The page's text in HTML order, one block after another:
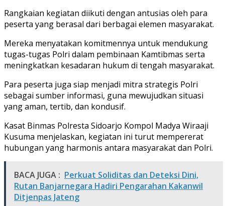
Rangkaian kegiatan diikuti dengan antusias oleh para
peserta yang berasal dari berbagai elemen masyarakat.
Mereka menyatakan komitmennya untuk mendukung
tugas-tugas Polri dalam pembinaan Kamtibmas serta
meningkatkan kesadaran hukum di tengah masyarakat.
Para peserta juga siap menjadi mitra strategis Polri
sebagai sumber informasi, guna mewujudkan situasi
yang aman, tertib, dan kondusif.
Kasat Binmas Polresta Sidoarjo Kompol Madya Wiraaji
Kusuma menjelaskan, kegiatan ini turut mempererat
hubungan yang harmonis antara masyarakat dan Polri.
BACA JUGA : Perkuat Soliditas dan Deteksi Dini,
Rutan Banjarnegara Hadiri Pengarahan Kakanwil
Ditjenpas Jateng